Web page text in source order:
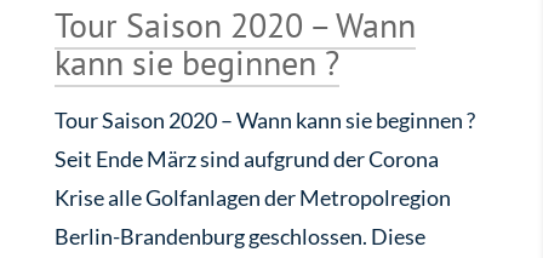
Tour Saison 2020 – Wann
kann sie beginnen ?
Tour Saison 2020 – Wann kann sie beginnen ?
Seit Ende März sind aufgrund der Corona
Krise alle Golfanlagen der Metropolregion
Berlin-Brandenburg geschlossen. Diese